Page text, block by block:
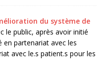
du système de
le public, après avoir initié
en partenariat avec les
avec le.s patient.s pour les